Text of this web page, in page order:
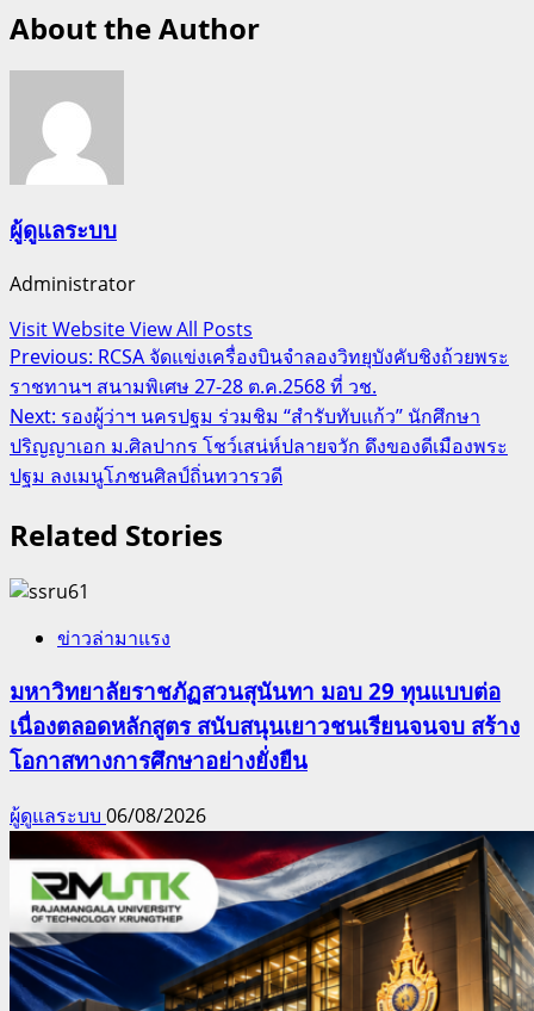
About the Author
ผู้ดูแลระบบ
Administrator
Visit WebsiteView All Posts
Post
navigation
Previous: RCSA จัดแข่งเครื่องบินจำลองวิทยุบังคับชิงถ้วยพระ
ราชทานฯ สนามพิเศษ 27-28 ต.ค.2568 ที่ วช.
Next: รองผู้ว่าฯ นครปฐม ร่วมชิม “สำรับทับแก้ว” นักศึกษา
ปริญญาเอก ม.ศิลปากร โชว์เสน่ห์ปลายจวัก ดึงของดีเมืองพระ
ปฐม ลงเมนูโภชนศิลป์ถิ่นทวารวดี
Related Stories
ข่าวล่ามาแรง
มหาวิทยาลัยราชภัฏสวนสุนันทา มอบ 29 ทุนแบบต่อ
เนื่องตลอดหลักสูตร สนับสนุนเยาวชนเรียนจนจบ สร้าง
โอกาสทางการศึกษาอย่างยั่งยืน
ผู้ดูแลระบบ 06/08/2026